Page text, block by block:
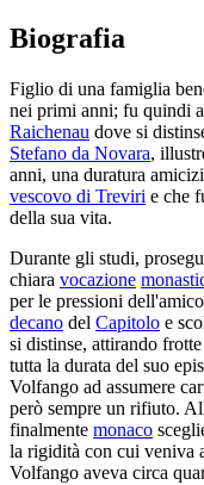
Biografia
Figlio di una famiglia
nei primi anni; fu quindi
Raichenau dove si
Stefano da Novara,
anni, una duratura
vescovo di Treviri e che
della sua vita.
Durante gli studi,
chiara vocazione
per le pressioni
decano del Capitolo e
si distinse, attirando
tutta la durata del suo
Volfango ad assumere
però sempre un rifiuto.
finalmente monaco
la rigidità con cui veniva
Volfango aveva circa